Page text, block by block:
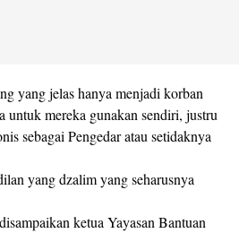
yang jelas hanya menjadi korban
untuk mereka gunakan sendiri, justru
sebagai Pengedar atau setidaknya
yang dzalim yang seharusnya
ketua Yayasan Bantuan